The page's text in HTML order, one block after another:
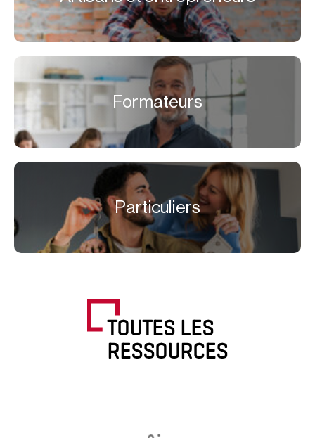
Formateurs
Particuliers
TOUTES LES
RESSOURCES